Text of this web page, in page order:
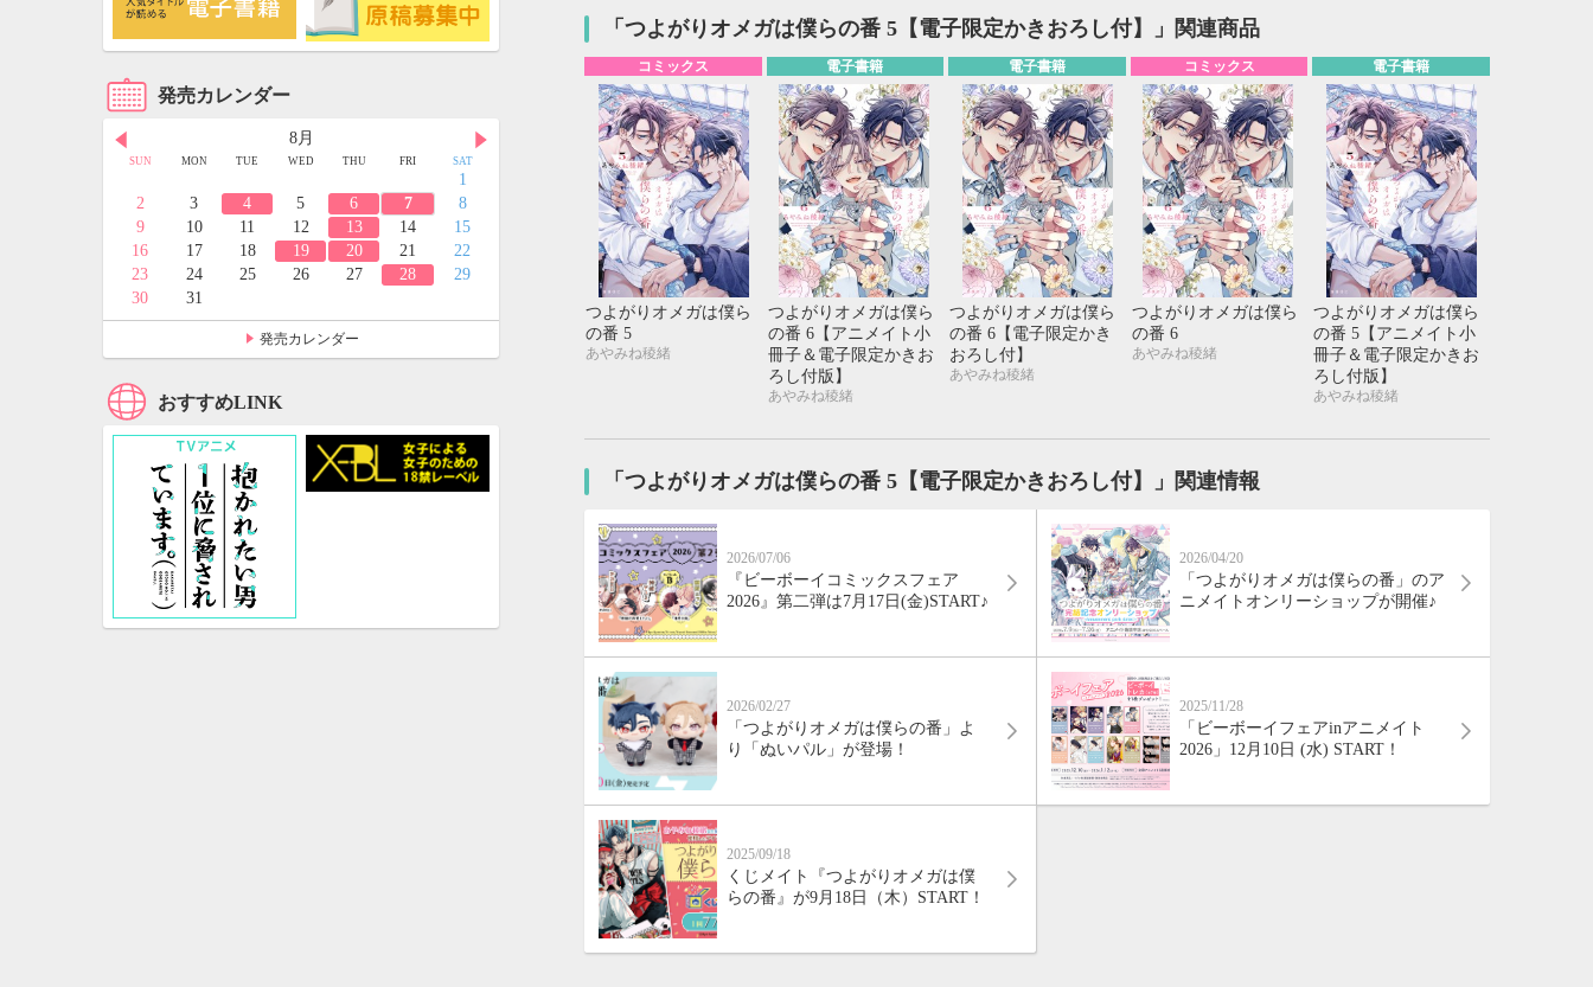
「つよがりオメガは僕らの番 5【電子限定かきおろし付】」関連商品
コミックス
つよがりオメガは僕ら
の番 5
あやみね稜緒
電子書籍
つよがりオメガは僕ら
の番 6【アニメイト小
冊子＆電子限定かきお
ろし付版】
あやみね稜緒
電子書籍
つよがりオメガは僕ら
の番 6【電子限定かき
おろし付】
あやみね稜緒
コミックス
つよがりオメガは僕ら
の番 6
あやみね稜緒
電子書籍
つよがりオメガは僕ら
の番 5【アニメイト小
冊子＆電子限定かきお
ろし付版】
あやみね稜緒
「つよがりオメガは僕らの番 5【電子限定かきおろし付】」関連情報
2026/07/06
『ビーボーイコミックスフェア
2026』第二弾は7月17日(金)START♪
2026/04/20
「つよがりオメガは僕らの番」のア
ニメイトオンリーショップが開催♪
2026/02/27
「つよがりオメガは僕らの番」よ
り「ぬいパル」が登場！
2025/11/28
「ビーボーイフェアinアニメイト
2026」12月10日 (水) START！
2025/09/18
くじメイト『つよがりオメガは僕
らの番』が9月18日（木）START！
発売カレンダー
8月
SUN MON TUE WED THU FRI SAT
1
2
3 4 5 6 7
8
9
10 11 12 13 14
15
16
17 18 19 20 21
22
23
24 25 26 27 28
29
30
31
9月
MON TUE WED THU FRI SAT
1 2 3 4
5
8 9 10 11
12
15 16 17 18
19
22 23 24 25
26
29 30
10月
SUN MON TUE WED THU FRI SAT
1 2
3
4
5 6 7 8 9
10
11
12 13 14 15 16
17
18
19 20 21 22 23
24
25
26 27 28 29 30 31
発売カレンダー
おすすめLINK